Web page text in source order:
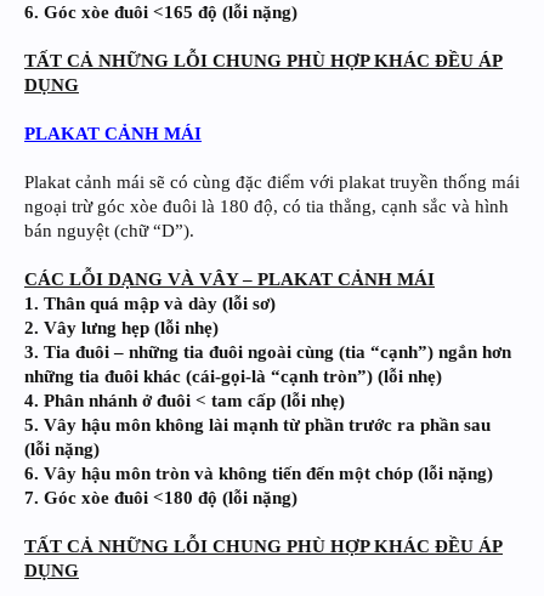
6. Góc xòe đuôi <165 độ (lỗi nặng)
TẤT CẢ NHỮNG LỖI CHUNG PHÙ HỢP KHÁC ĐỀU ÁP
DỤNG
PLAKAT CẢNH MÁI
Plakat cảnh mái sẽ có cùng đặc điểm với plakat truyền thống mái
ngoại trừ góc xòe đuôi là 180 độ, có tia thẳng, cạnh sắc và hình
bán nguyệt (chữ “D”).
CÁC LỖI DẠNG VÀ VÂY – PLAKAT CẢNH MÁI
1. Thân quá mập và dày (lỗi sơ)
2. Vây lưng hẹp (lỗi nhẹ)
3. Tia đuôi – những tia đuôi ngoài cùng (tia “cạnh”) ngắn hơn
những tia đuôi khác (cái-gọi-là “cạnh tròn”) (lỗi nhẹ)
4. Phân nhánh ở đuôi < tam cấp (lỗi nhẹ)
5. Vây hậu môn không lài mạnh từ phần trước ra phần sau
(lỗi nặng)
6. Vây hậu môn tròn và không tiến đến một chóp (lỗi nặng)
7. Góc xòe đuôi <180 độ (lỗi nặng)
TẤT CẢ NHỮNG LỖI CHUNG PHÙ HỢP KHÁC ĐỀU ÁP
DỤNG